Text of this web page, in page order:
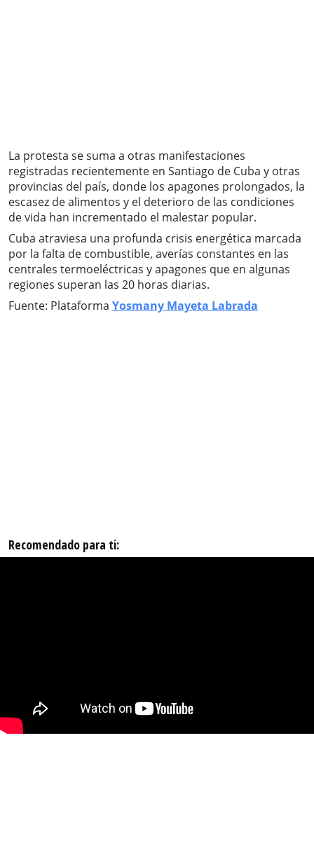
La protesta se suma a otras manifestaciones
registradas recientemente en Santiago de Cuba y otras
provincias del país, donde los apagones prolongados, la
escasez de alimentos y el deterioro de las condiciones
de vida han incrementado el malestar popular.
Cuba atraviesa una profunda crisis energética marcada
por la falta de combustible, averías constantes en las
centrales termoeléctricas y apagones que en algunas
regiones superan las 20 horas diarias.
Fuente: Plataforma Yosmany Mayeta Labrada
Recomendado para ti: